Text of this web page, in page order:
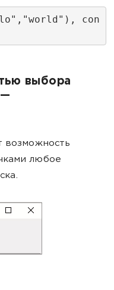
con
выбора
—
возможность
любое